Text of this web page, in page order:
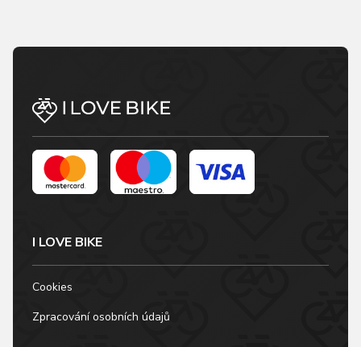
I LOVE BIKE
Cookies
Zpracování osobních údajů